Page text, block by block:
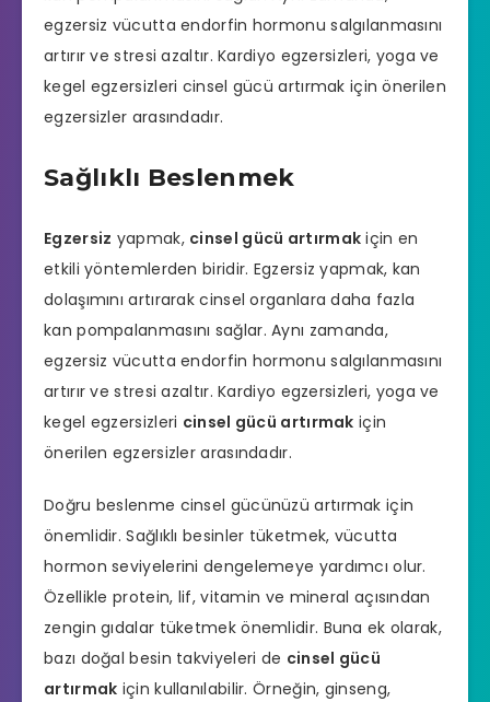
egzersiz vücutta endorfin hormonu salgılanmasını
artırır ve stresi azaltır. Kardiyo egzersizleri, yoga ve
kegel egzersizleri cinsel gücü artırmak için önerilen
egzersizler arasındadır.
Sağlıklı Beslenmek
Egzersiz yapmak, cinsel gücü artırmak için en
etkili yöntemlerden biridir. Egzersiz yapmak, kan
dolaşımını artırarak cinsel organlara daha fazla
kan pompalanmasını sağlar. Aynı zamanda,
egzersiz vücutta endorfin hormonu salgılanmasını
artırır ve stresi azaltır. Kardiyo egzersizleri, yoga ve
kegel egzersizleri cinsel gücü artırmak için
önerilen egzersizler arasındadır.
Doğru beslenme cinsel gücünüzü artırmak için
önemlidir. Sağlıklı besinler tüketmek, vücutta
hormon seviyelerini dengelemeye yardımcı olur.
Özellikle protein, lif, vitamin ve mineral açısından
zengin gıdalar tüketmek önemlidir. Buna ek olarak,
bazı doğal besin takviyeleri de cinsel gücü
artırmak için kullanılabilir. Örneğin, ginseng,